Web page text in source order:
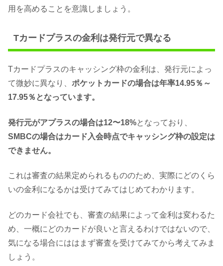
用を高めることを意識しましょう。
Tカードプラスの金利は発行元で異なる
Tカードプラスのキャッシング枠の金利は、発行元によっ
て微妙に異なり、 ポケットカードの場合は年率14.95％～
17.95％となっています。
発行元がアプラスの場合は12〜18%となっており、
SMBCの場合はカード入会時点でキャッシング枠の設定は
できません。
これは審査の結果定められるもののため、実際にどのくら
いの金利になるかは受けてみてはじめてわかります。
どのカード会社でも、審査の結果によって金利は変わるた
め、一概にどのカードが良いと言えるわけではないので、
気になる場合にははまず審査を受けてみてから考えてみま
しょう。